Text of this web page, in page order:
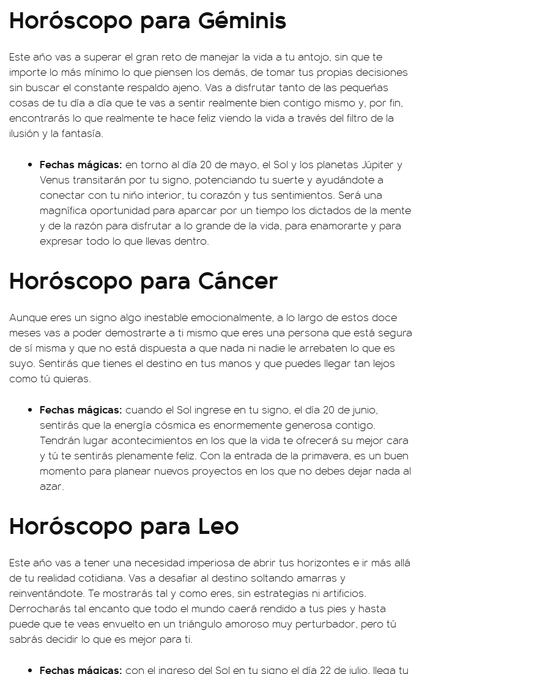
Horóscopo para Géminis
Este año vas a superar el gran reto de manejar la vida a tu antojo, sin que te
importe lo más mínimo lo que piensen los demás, de tomar tus propias decisiones
sin buscar el constante respaldo ajeno. Vas a disfrutar tanto de las pequeñas
cosas de tu día a día que te vas a sentir realmente bien contigo mismo y, por fin,
encontrarás lo que realmente te hace feliz viendo la vida a través del filtro de la
ilusión y la fantasía.
Fechas mágicas: en torno al día 20 de mayo, el Sol y los planetas Júpiter y
Venus transitarán por tu signo, potenciando tu suerte y ayudándote a
conectar con tu niño interior, tu corazón y tus sentimientos. Será una
magnífica oportunidad para aparcar por un tiempo los dictados de la mente
y de la razón para disfrutar a lo grande de la vida, para enamorarte y para
expresar todo lo que llevas dentro.
Horóscopo para Cáncer
Aunque eres un signo algo inestable emocionalmente, a lo largo de estos doce
meses vas a poder demostrarte a ti mismo que eres una persona que está segura
de sí misma y que no está dispuesta a que nada ni nadie le arrebaten lo que es
suyo. Sentirás que tienes el destino en tus manos y que puedes llegar tan lejos
como tú quieras.
Fechas mágicas: cuando el Sol ingrese en tu signo, el día 20 de junio,
sentirás que la energía cósmica es enormemente generosa contigo.
Tendrán lugar acontecimientos en los que la vida te ofrecerá su mejor cara
y tú te sentirás plenamente feliz. Con la entrada de la primavera, es un buen
momento para planear nuevos proyectos en los que no debes dejar nada al
azar.
Horóscopo para Leo
Este año vas a tener una necesidad imperiosa de abrir tus horizontes e ir más allá
de tu realidad cotidiana. Vas a desafiar al destino soltando amarras y
reinventándote. Te mostrarás tal y como eres, sin estrategias ni artificios.
Derrocharás tal encanto que todo el mundo caerá rendido a tus pies y hasta
puede que te veas envuelto en un triángulo amoroso muy perturbador, pero tú
sabrás decidir lo que es mejor para ti.
Fechas mágicas: con el ingreso del Sol en tu signo el día 22 de julio, llega tu